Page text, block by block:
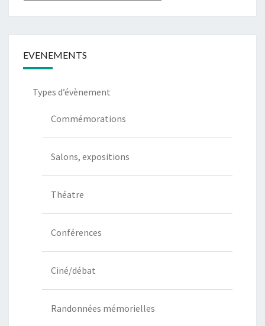
EVENEMENTS
Types d’évènement
Commémorations
Salons, expositions
Théatre
Conférences
Ciné/débat
Randonnées mémorielles